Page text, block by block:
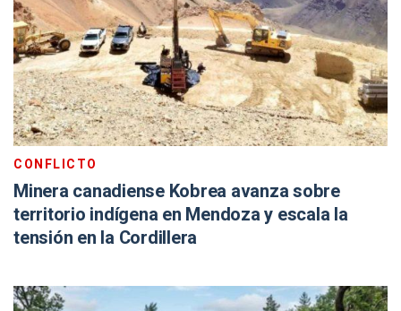
CONFLICTO
Minera canadiense Kobrea avanza sobre
territorio indígena en Mendoza y escala la
tensión en la Cordillera